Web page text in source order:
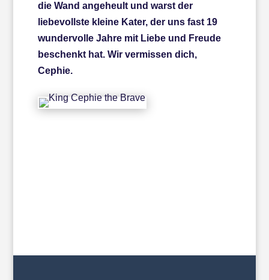
die Wand angeheult und warst der
liebevollste kleine Kater, der uns fast 19
wundervolle Jahre mit Liebe und Freude
beschenkt hat. Wir vermissen dich,
Cephie.